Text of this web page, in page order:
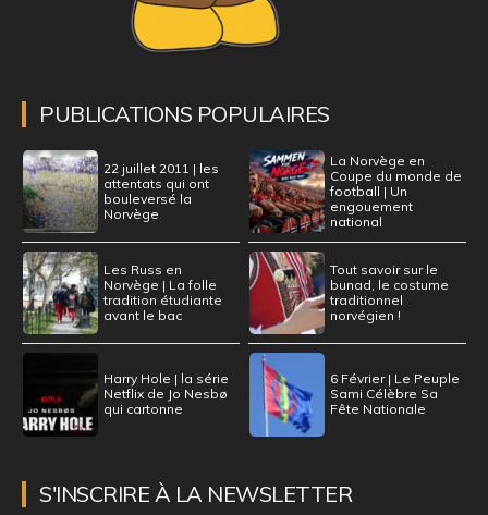
PUBLICATIONS POPULAIRES
22 juillet 2011 | les
attentats qui ont
bouleversé la
Norvège
La Norvège en
Coupe du monde de
football | Un
engouement
national
Les Russ en
Norvège | La folle
tradition étudiante
avant le bac
Tout savoir sur le
bunad, le costume
traditionnel
norvégien !
Harry Hole | la série
Netflix de Jo Nesbø
qui cartonne
6 Février | Le Peuple
Sami Célèbre Sa
Fête Nationale
S'INSCRIRE À LA NEWSLETTER